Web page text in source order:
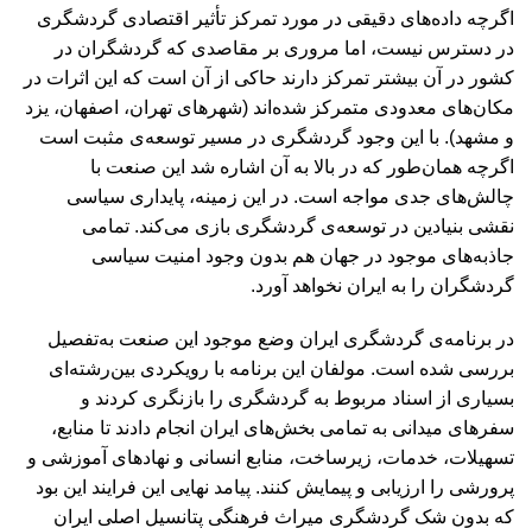
اگرچه داده‌های دقیقی در مورد تمرکز تأثیر اقتصادی گردشگری
در دسترس نیست، اما مروری بر مقاصدی که گردشگران در
کشور در آن بیشتر تمرکز دارند حاکی از آن است که این اثرات در
مکان‌های معدودی متمرکز شده‌اند (شهرهای تهران، اصفهان، یزد
و مشهد). با این وجود گردشگری در مسیر توسعه‌ی مثبت است
اگرچه همان‌طور که در بالا به آن اشاره شد این صنعت با
چالش‌های جدی مواجه است. در این زمینه، پایداری سیاسی
نقشی بنیادین در توسعه‌ی گردشگری بازی می‌کند. تمامی
جاذبه‌های موجود در جهان هم بدون وجود امنیت سیاسی
گردشگران را به ایران نخواهد آورد.
در برنامه‌ی گردشگری ایران وضع موجود این صنعت به‌تفصیل
بررسی شده است. مولفان این برنامه با رویکردی بین‌رشته‌ای
بسیاری از اسناد مربوط به گردشگری را بازنگری کردند و
سفرهای میدانی به تمامی بخش‌های ایران انجام دادند تا منابع،
تسهیلات، خدمات، زیرساخت، منابع انسانی و نهادهای آموزشی و
پرورشی را ارزیابی و پیمایش کنند. پیامد نهایی این فرایند این بود
که بدون شک گردشگری میراث فرهنگی پتانسیل اصلی ایران